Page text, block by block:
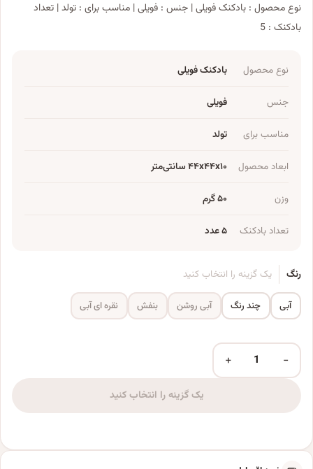
نوع محصول : بادکنک فویلی | جنس : فویلی | مناسب برای : تولد | تعداد
بادکنک : 5
نوع محصول بادکنک فویلی
جنس فویلی
مناسب برای تولد
ابعاد محصول ۴۴x۴۴x۱۰ سانتی‌متر
وزن ۵۰ گرم
تعداد بادکنک ۵ عدد
رنگ یک گزینه را انتخاب کنید
آبی چند رنگ آبی روشن بنفش نقره ای آبی
بادکنک فویلی طرح سونیک کد DB21 مجموعه 5 عددی عدد
−
+
یک گزینه را انتخاب کنید